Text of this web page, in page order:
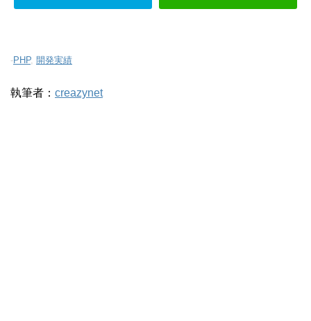
-PHP, 開発実績
執筆者： creazynet